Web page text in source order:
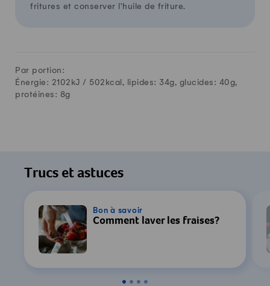
fritures et conserver l'huile de friture.
Par portion:
Énergie: 2102kJ / 502 kcal, lipides: 34g, glucides: 40g,
protéines: 8g
Trucs et astuces
Bon à savoir
Comment laver les fraises?